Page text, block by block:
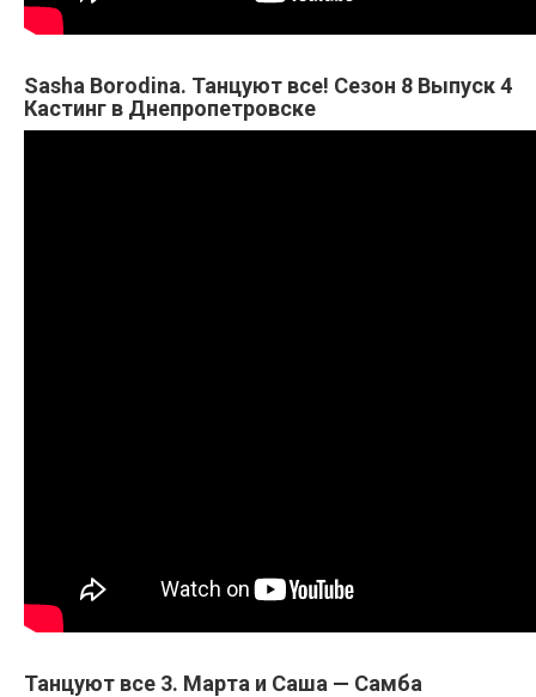
Sasha Borodina. Танцуют все! Сезон 8 Выпуск 4
Кастинг в Днепропетровске
Танцуют все 3. Марта и Саша — Самба